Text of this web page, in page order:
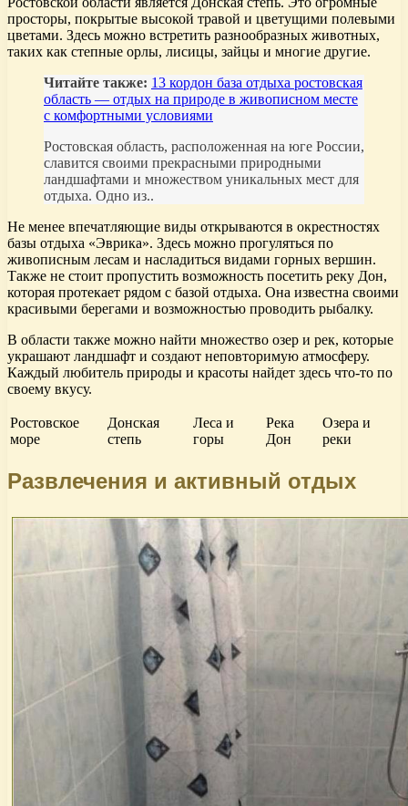
просторы, покрытые высокой травой и цветущими полевыми
цветами. Здесь можно встретить разнообразных животных,
таких как степные орлы, лисицы, зайцы и многие другие.
Читайте также: 13 кордон база отдыха ростовская
область — отдых на природе в живописном месте
с комфортными условиями
Ростовская область, расположенная на юге России,
славится своими прекрасными природными
ландшафтами и множеством уникальных мест для
отдыха. Одно из..
Не менее впечатляющие виды открываются в окрестностях
базы отдыха «Эврика». Здесь можно прогуляться по
живописным лесам и насладиться видами горных вершин.
Также не стоит пропустить возможность посетить реку Дон,
которая протекает рядом с базой отдыха. Она известна своими
красивыми берегами и возможностью проводить рыбалку.
В области также можно найти множество озер и рек, которые
украшают ландшафт и создают неповторимую атмосферу.
Каждый любитель природы и красоты найдет здесь что-то по
своему вкусу.
Ростовское
море
Донская
степь
Леса и
горы
Река
Дон
Озера и
реки
Развлечения и активный отдых